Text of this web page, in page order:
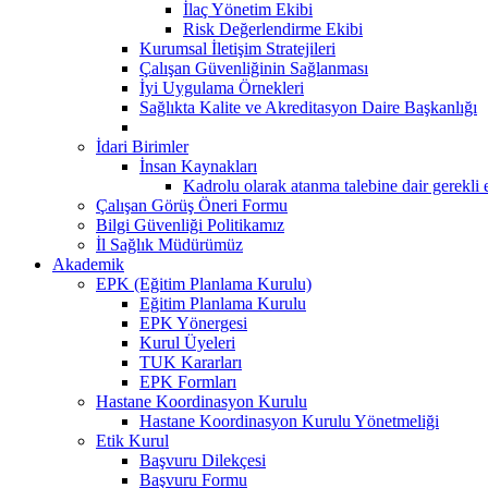
İlaç Yönetim Ekibi
Risk Değerlendirme Ekibi
Kurumsal İletişim Stratejileri
Çalışan Güvenliğinin Sağlanması
İyi Uygulama Örnekleri
Sağlıkta Kalite ve Akreditasyon Daire Başkanlığı
İdari Birimler
İnsan Kaynakları
Kadrolu olarak atanma talebine dair gerekli
Çalışan Görüş Öneri Formu
Bilgi Güvenliği Politikamız
İl Sağlık Müdürümüz
Akademik
EPK (Eğitim Planlama Kurulu)
Eğitim Planlama Kurulu
EPK Yönergesi
Kurul Üyeleri
TUK Kararları
EPK Formları
Hastane Koordinasyon Kurulu
Hastane Koordinasyon Kurulu Yönetmeliği
Etik Kurul
Başvuru Dilekçesi
Başvuru Formu